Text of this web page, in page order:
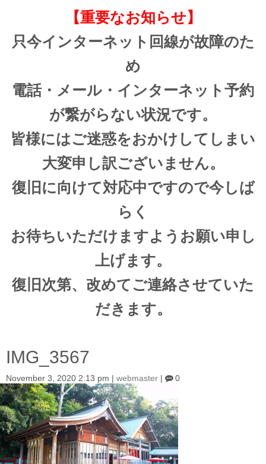
【重要なお知らせ】
只今インターネット回線が故障のた
め
電話・メール・インターネット予約
が繋がらない状況です。
皆様にはご迷惑をおかけしてしまい
大変申し訳ございません。
復旧に向けて対応中ですので今しば
らく
お待ちいただけますようお願い申し
上げます。
復旧次第、改めてご連絡させていた
だきます。
IMG_3567
November 3, 2020 2:13 pm | webmaster | 0